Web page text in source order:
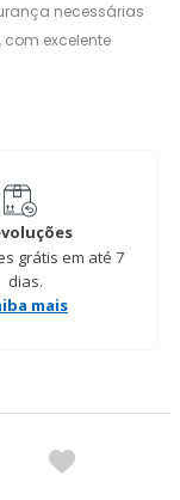
necessárias
excelente
grátis em até 7
dias.
mais